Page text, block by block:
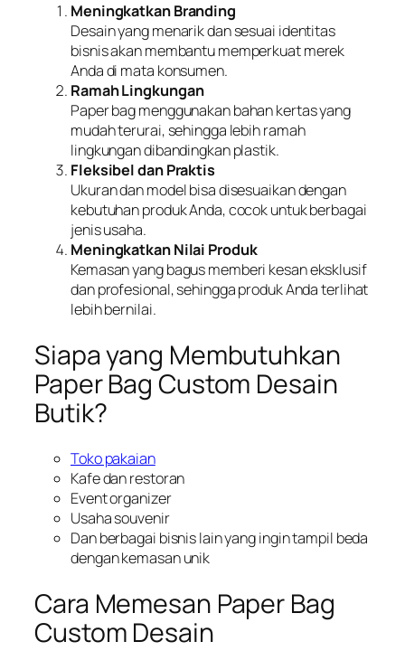
Meningkatkan Branding
Desain yang menarik dan sesuai identitas
bisnis akan membantu memperkuat merek
Anda di mata konsumen.
Ramah Lingkungan
Paper bag menggunakan bahan kertas yang
mudah terurai, sehingga lebih ramah
lingkungan dibandingkan plastik.
Fleksibel dan Praktis
Ukuran dan model bisa disesuaikan dengan
kebutuhan produk Anda, cocok untuk berbagai
jenis usaha.
Meningkatkan Nilai Produk
Kemasan yang bagus memberi kesan eksklusif
dan profesional, sehingga produk Anda terlihat
lebih bernilai.
Siapa yang Membutuhkan
Paper Bag Custom Desain
Butik?
Toko pakaian
Kafe dan restoran
Event organizer
Usaha souvenir
Dan berbagai bisnis lain yang ingin tampil beda
dengan kemasan unik
Cara Memesan Paper Bag
Custom Desain